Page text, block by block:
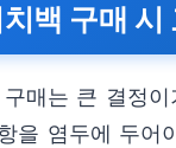
백 구매 시
매는 큰 결정이
을 염두에 두어